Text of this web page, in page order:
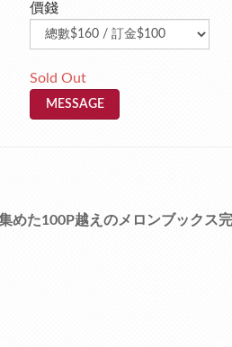
價錢
Sold Out
MESSAGE
めた100P越えのメロンブックス